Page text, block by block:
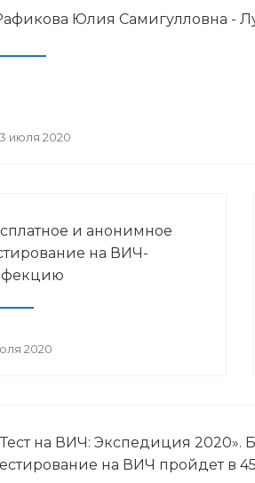
Юлия Самигулловна -
июля 2020
и анонимное
на ВИЧ-
2020
на ВИЧ: Экспедиция 2020».
на ВИЧ пройдет в